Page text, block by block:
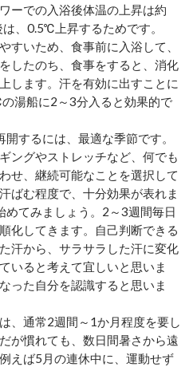
ーでの入浴後体温の上昇は約
、0.5℃上昇するためです。
すいため、食事前に入浴して、
したのち、食事をすると、消化
します。汗を有効に出すことに
湯船に2～3分入ると効果的で
するには、最適な季節です。
ングやストレッチなど、何でも
せ、継続可能なことを選択して
ばむ程度で、十分効果が表れま
てみましょう。2～3週間毎日
化してきます。自己判断できる
汗から、サラサラした汗に変化
いると考えて宜しいと思いま
った自分を認識すると思いま
、通常2週間～1か月程度を要し
が慣れても、数日間暑さから遠
えば5月の連休中に、運動せず